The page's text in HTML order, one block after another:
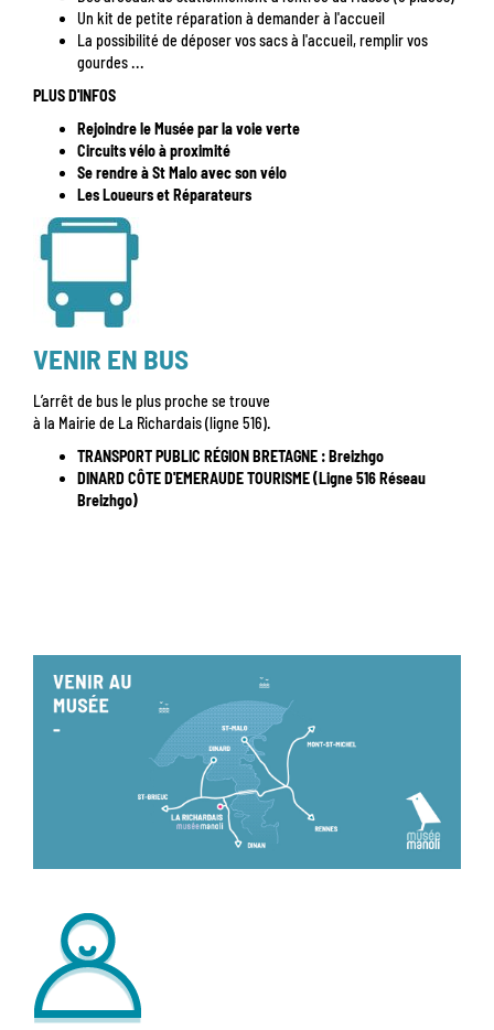
Un kit de petite réparation à demander à l'accueil
La possibilité de déposer vos sacs à l'accueil, remplir vos
gourdes ...
PLUS D'INFOS
Rejoindre le Musée par la voie verte
Circuits vélo à proximité
Se rendre à St Malo avec son vélo
Les Loueurs et Réparateurs
VENIR EN BUS
L’arrêt de bus le plus proche se trouve
à la Mairie de La Richardais (ligne 516).
TRANSPORT PUBLIC RÉGION BRETAGNE :Breizhgo
DINARD CÔTE D'EMERAUDE TOURISME (Ligne 516 Réseau
Breizhgo)